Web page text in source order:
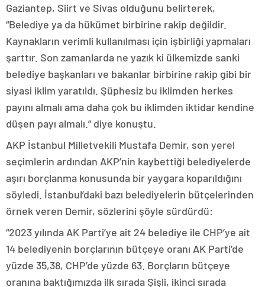
Gaziantep, Siirt ve Sivas olduğunu belirterek,
“Belediye ya da hükümet birbirine rakip değildir.
Kaynakların verimli kullanılması için işbirliği yapmaları
şarttır. Son zamanlarda ne yazık ki ülkemizde sanki
belediye başkanları ve bakanlar birbirine rakip gibi bir
siyasi iklim yaratıldı. Şüphesiz bu iklimden herkes
payını almalı ama daha çok bu iklimden iktidar kendine
düşen payı almalı.” diye konuştu.
AKP İstanbul Milletvekili Mustafa Demir, son yerel
seçimlerin ardından AKP’nin kaybettiği belediyelerde
aşırı borçlanma konusunda bir yaygara koparıldığını
söyledi. İstanbul’daki bazı belediyelerin bütçelerinden
örnek veren Demir, sözlerini şöyle sürdürdü:
“2023 yılında AK Parti’ye ait 24 belediye ile CHP’ye ait
14 belediyenin borçlarının bütçeye oranı AK Parti’de
yüzde 35,38, CHP’de yüzde 63. Borçların bütçeye
oranına baktığımızda ilk sırada Şişli, ikinci sırada